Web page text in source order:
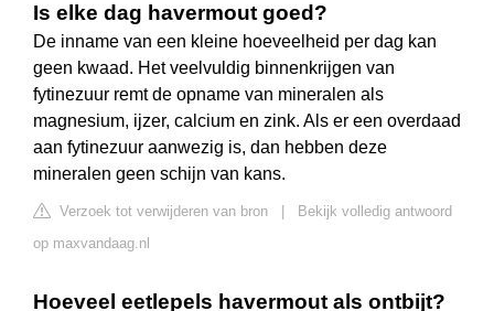
Is elke dag havermout goed?
De inname van een kleine hoeveelheid per dag kan
geen kwaad. Het veelvuldig binnenkrijgen van
fytinezuur remt de opname van mineralen als
magnesium, ijzer, calcium en zink. Als er een overdaad
aan fytinezuur aanwezig is, dan hebben deze
mineralen geen schijn van kans.
Verzoek tot verwijderen van bron
Bekijk volledig antwoord
op maxvandaag.nl
Hoeveel eetlepels havermout als ontbijt?